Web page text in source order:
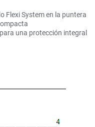
Flexi System en la puntera
una protección integral